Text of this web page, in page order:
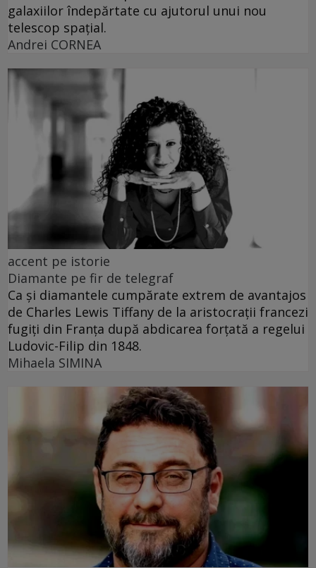
galaxiilor îndepărtate cu ajutorul unui nou
telescop spațial.
Andrei CORNEA
accent pe istorie
Diamante pe fir de telegraf
Ca și diamantele cumpărate extrem de avantajos
de Charles Lewis Tiffany de la aristocrații francezi
fugiți din Franța după abdicarea forțată a regelui
Ludovic-Filip din 1848.
Mihaela SIMINA